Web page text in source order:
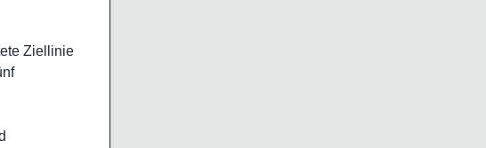
Ziellinie